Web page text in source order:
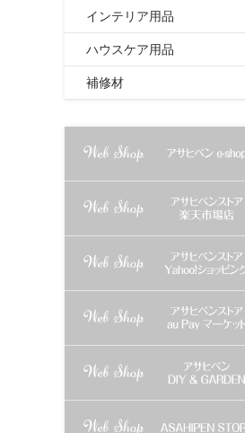
インテリア用品
ハウスケア用品
補修材